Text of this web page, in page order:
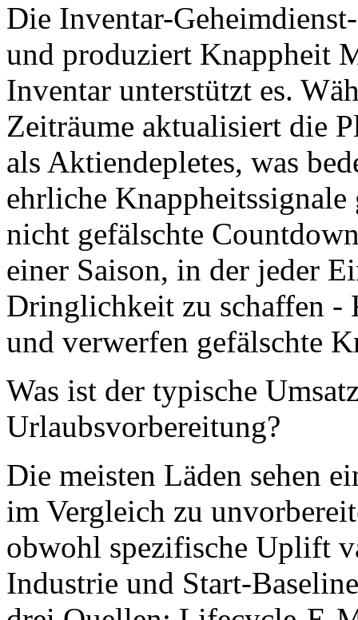
Die Inventar-
und produziert Knappheit
Inventar unterstützt es.
Zeiträume aktualisiert die
als Aktiendepletes, was
ehrliche
nicht gefälschte
einer Saison, in der jeder
Dringlichkeit zu schaffen -
und verwerfen gefälschte
Was ist der typische
Urlaubsvorbereitung?
Die meisten Läden sehen
im Vergleich zu
obwohl spezifische Uplift
Industrie und Start-